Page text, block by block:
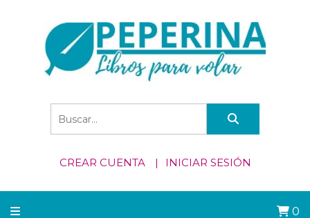
CREAR CUENTA INICIAR SESIÓN
0